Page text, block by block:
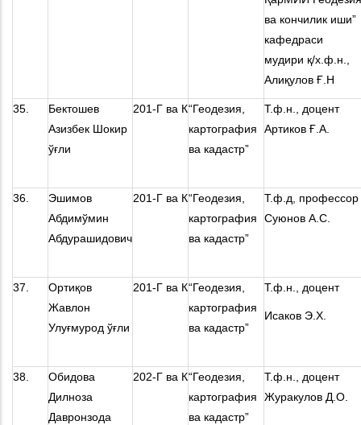
ва кончилик иши”
кафедраси
мудири қ/х.ф.н.,
Алиқулов Ғ.Н
35.
Бектошев
Азизбек Шокир
ўғли
201-Г ва К“Геодезия,
картография
ва кадастр”
Т.ф.н., доцент
Артиков Ғ.А.
36.
Эшимов
Абдимўмин
Абдурашидович
201-Г ва К“Геодезия,
картография
ва кадастр”
Т.ф.д, профессор
Суюнов А.С.
37.
Ортиқов
Жавлон
Улуғмурод ўғли
201-Г ва К“Геодезия,
картография
ва кадастр”
Т.ф.н., доцент
Исаков Э.Х.
38.
Обидова
Дилноза
Давронзода
202-Г ва К“Геодезия,
картография
ва кадастр”
Т.ф.н., доцент
Журакулов Д.О.